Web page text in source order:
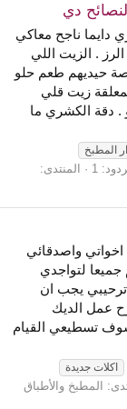
دي
ناجح معاكي
. الزيت اللي
حيديهم طعم حلو
زيت قلي
. دقة الكشري ما
المطبخ
1
المنتدى:
اخواتي واصدقائي
جميعا لتواجدي
يجب ان
عمل الديك
تسطيعي القيام
اكلات جديدة
المطبخ والأطباق